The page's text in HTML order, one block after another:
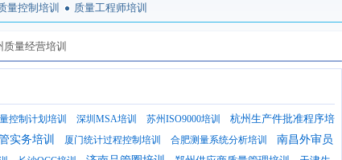
量控制培训 质量工程师培训
质量经营培训
控制计划培训 深圳MSA培训 苏州ISO9000培训
杭州生产件批准程序培
实务培训 厦门统计过程控制培训 合肥测量系统分析培训
南昌外审员